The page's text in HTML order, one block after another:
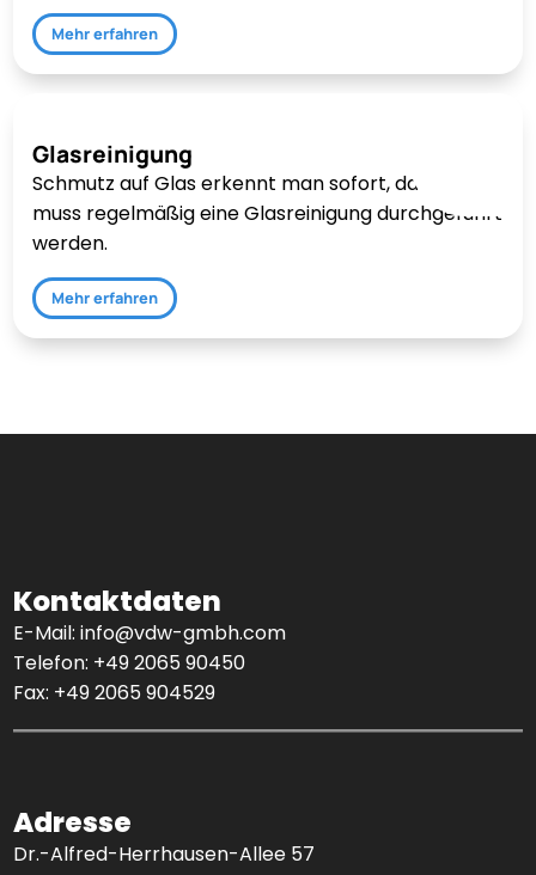
Mehr erfahren
Glasreinigung
Schmutz auf Glas erkennt man sofort, daher
muss regelmäßig eine Glasreinigung durchgeführt
werden.
Mehr erfahren
Kontaktdaten
E-Mail:info@vdw-gmbh.com
Telefon: +49 2065 90450
Fax: +49 2065 904529
Adresse
Dr.-Alfred-Herrhausen-Allee 57